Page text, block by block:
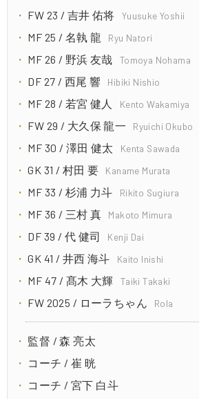
FW 23 / 吉井 佑将 Yuusuke Yoshii
MF 25 / 名執 龍 Ryu Natori
MF 26 / 野浜 友哉 Tomoya Nohama
DF 27 / 西尾 響 Hibiki Nishio
MF 28 / 若宮 健人 Kento Wakamiya
FW 29 / 大久保 龍一 Ryuichi Okubo
MF 30 / 澤田 健太 Kenta Sawada
GK 31 / 村田 要 Kaname Murata
MF 33 / 杉浦 力斗 Rikito Sugiura
MF 36 / 三村 真 Makoto Mimura
DF 39 / 代 健司 Kenji Dai
GK 41 / 井西 海斗 Kaito Inishi
MF 47 / 髙木 大輝 Taiki Takaki
FW 2025 / ローラちゃん Rola
監督 / 森 亮太
コーチ / 崔 晄
コーチ / 宮下 白斗